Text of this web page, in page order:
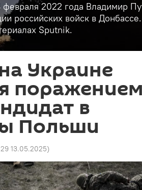
2022 года Владимир
российских войск в Донбассе.
Sputnik.
Украине
поражением
в
Польши
13.05.2025)